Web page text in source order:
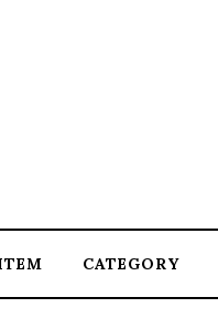
CATEGORY